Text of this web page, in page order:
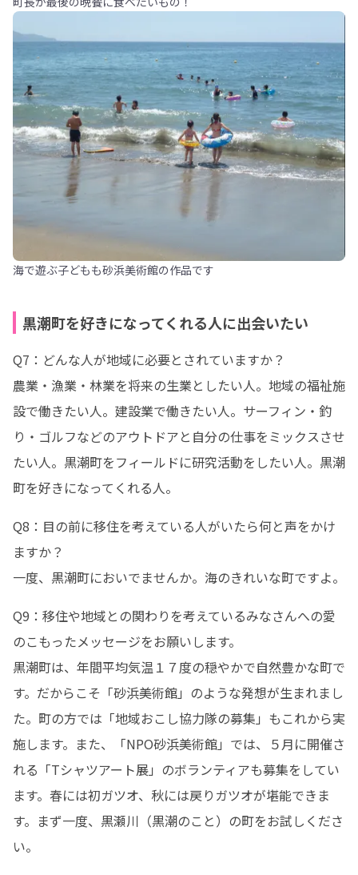
海で遊ぶ子どもも砂浜美術館の作品です
黒潮町を好きになってくれる人に出会いたい
Q7：どんな人が地域に必要とされていますか？
農業・漁業・林業を将来の生業としたい人。地域の福祉施
設で働きたい人。建設業で働きたい人。サーフィン・釣
り・ゴルフなどのアウトドアと自分の仕事をミックスさせ
たい人。黒潮町をフィールドに研究活動をしたい人。黒潮
町を好きになってくれる人。
Q8：目の前に移住を考えている人がいたら何と声をかけ
ますか？
一度、黒潮町においでませんか。海のきれいな町ですよ。
Q9：移住や地域との関わりを考えているみなさんへの愛
のこもったメッセージをお願いします。
黒潮町は、年間平均気温１７度の穏やかで自然豊かな町で
す。だからこそ「砂浜美術館」のような発想が生まれまし
た。町の方では「地域おこし協力隊の募集」もこれから実
施します。また、「NPO砂浜美術館」では、５月に開催さ
れる「Tシャツアート展」のボランティアも募集をしてい
ます。春には初ガツオ、秋には戻りガツオが堪能できま
す。まず一度、黒瀬川（黒潮のこと）の町をお試しくださ
い。